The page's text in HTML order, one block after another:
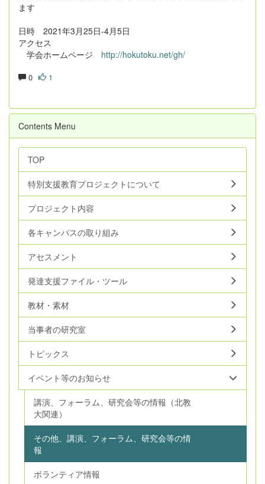
ます
日時 2021年3月25日-4月5日
アクセス
学会ホームページ http://hokutoku.net/gh/
0 1
Contents Menu
TOP
特別支援教育プロジェクトについて
プロジェクト内容
各キャンパスの取り組み
アセスメント
発達支援ファイル・ツール
教材・素材
当事者の研究室
トピックス
イベント等のお知らせ
講演、フォーラム、研究会等の情報（北教
大関連）
その他、講演、フォーラム、研究会等の情
報
ボランティア情報